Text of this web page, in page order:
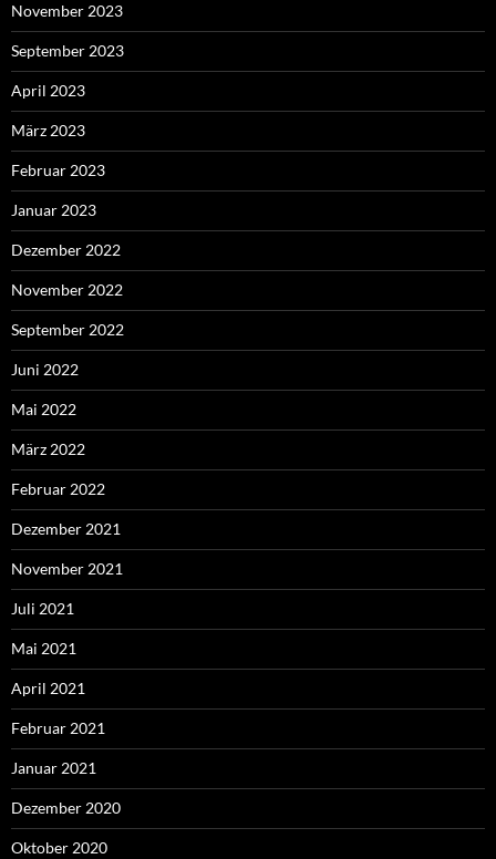
November 2023
September 2023
April 2023
März 2023
Februar 2023
Januar 2023
Dezember 2022
November 2022
September 2022
Juni 2022
Mai 2022
März 2022
Februar 2022
Dezember 2021
November 2021
Juli 2021
Mai 2021
April 2021
Februar 2021
Januar 2021
Dezember 2020
Oktober 2020